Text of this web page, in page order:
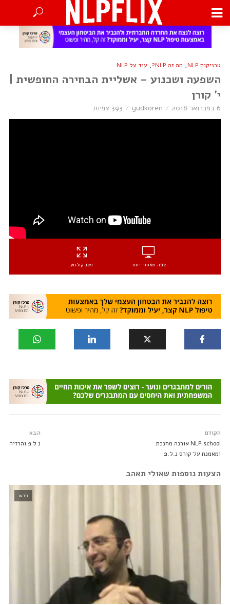
טכניקות NLP , מה זה NLP? , עוד על NLP
השפעה ושכנוע – אשליית הבחירה החופשית |
י׳ קורן
6 בפברואר 2018 yudkoren 393 צפיות
צפה מאוחר יותר מצב קולנוע
הקודם
NLP school אורנה מחנכת
ומאמנת על קורס נ.ל.פ
הבא
נ ל פ והרזיה
הצעות נוספות שאולי תאהב
וידאו